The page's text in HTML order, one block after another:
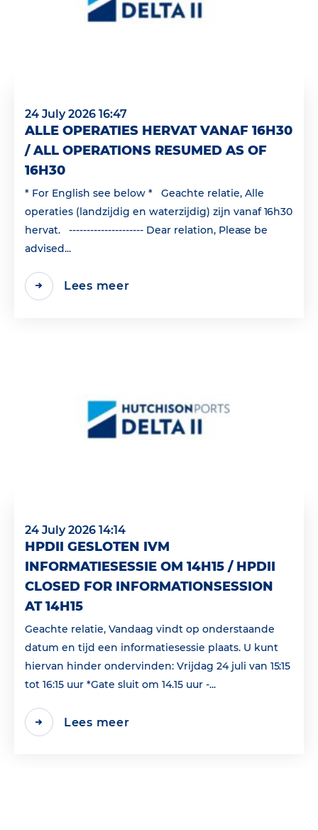
24 July 2026 16:47
ALLE OPERATIES HERVAT VANAF 16H30
/ ALL OPERATIONS RESUMED AS OF
16H30
* For English see below * Geachte relatie, Alle
operaties (landzijdig en waterzijdig) zijn vanaf 16h30
hervat. --------------------- Dear relation, Please be
advised...
Lees meer
24 July 2026 14:14
HPDII GESLOTEN IVM
INFORMATIESESSIE OM 14H15 / HPDII
CLOSED FOR INFORMATIONSESSION
AT 14H15
Geachte relatie, Vandaag vindt op onderstaande
datum en tijd een informatiesessie plaats. U kunt
hiervan hinder ondervinden: Vrijdag 24 juli van 15:15
tot 16:15 uur *Gate sluit om 14.15 uur -...
Lees meer